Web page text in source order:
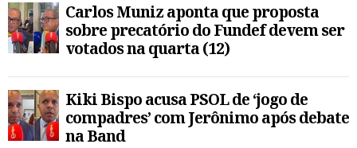
Carlos Muniz aponta que proposta
sobre precatório do Fundef devem ser
votados na quarta (12)
Kiki Bispo acusa PSOL de ‘jogo de
compadres’ com Jerônimo após debate
na Band